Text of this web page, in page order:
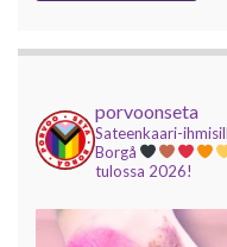
porvoonseta
Sateenkaari-
Borgå
tulossa 2026!